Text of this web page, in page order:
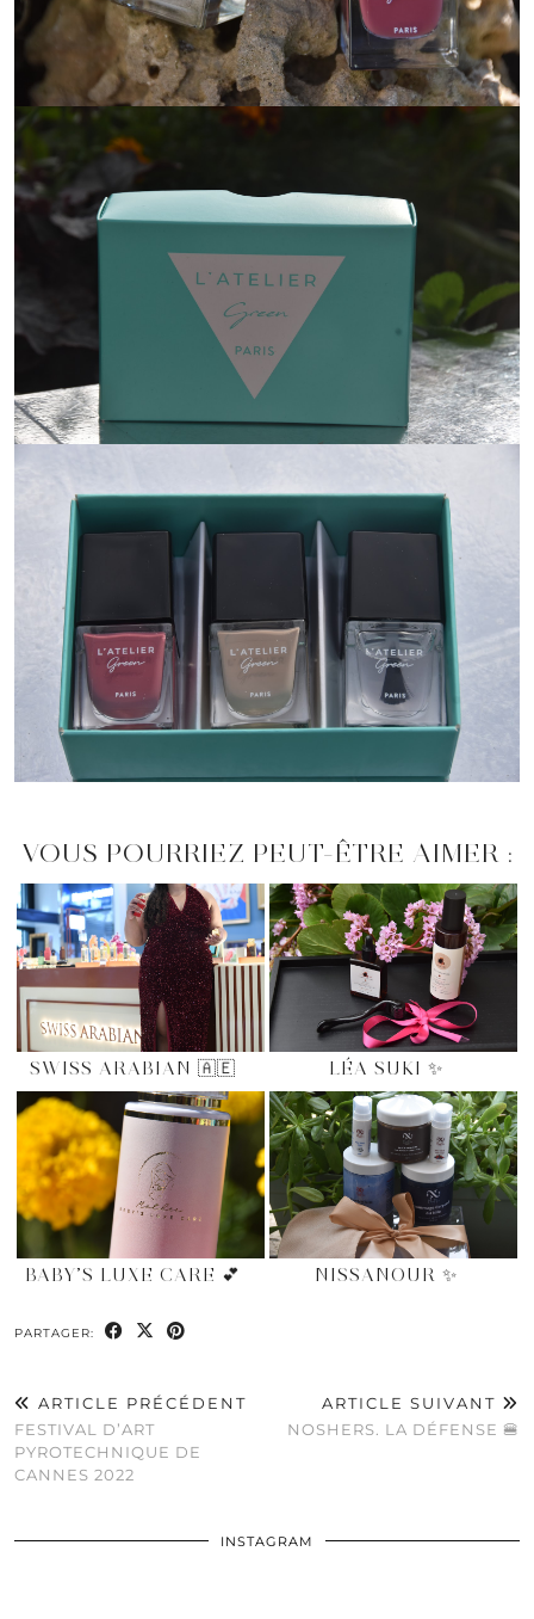
VOUS POURRIEZ PEUT-ÊTRE AIMER :
SWISS ARABIAN 🇦🇪 LÉA SUKI ✨
BABY’S LUXE CARE 💕 NISSANOUR ✨
PARTAGER:
ARTICLE PRÉCÉDENT
FESTIVAL D’ART
PYROTECHNIQUE DE
CANNES 2022
ARTICLE SUIVANT
NOSHERS. LA DÉFENSE 🍔
INSTAGRAM